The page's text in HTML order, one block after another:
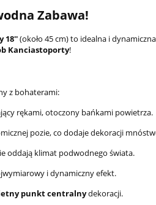
Zabawa!
18''(około 45cm) to idealna i
Kanciastoporty!
z bohaterami:
rękami, otoczony bańkami powietrza.
pozie, co dodaje dekoracji
oddają klimat podwodnego świata.
i dynamiczny efekt.
punkt centralnydekoracji.